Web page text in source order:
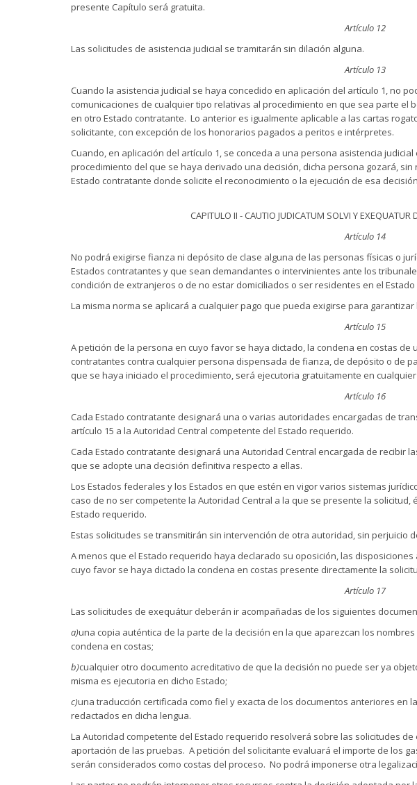
presente Capítulo será gratuita.
Artículo 12
Las solicitudes de asistencia judicial se tramitarán sin dilación alguna.
Artículo 13
Cuando la asistencia judicial se haya concedido en aplicación del artículo 1, no
comunicaciones de cualquier tipo relativas al procedimiento en que sea parte el
en otro Estado contratante. Lo anterior es igualmente aplicable a las cartas
solicitante, con excepción de los honorarios pagados a peritos e intérpretes.
Cuando, en aplicación del artículo 1, se conceda a una persona asistencia
procedimiento del que se haya derivado una decisión, dicha persona gozará,
Estado contratante donde solicite el reconocimiento o la ejecución de esa
CAPITULO II - CAUTIO JUDICATUM SOLVI Y EXEQUATUR
Artículo 14
No podrá exigirse fianza ni depósito de clase alguna de las personas físicas o
Estados contratantes y que sean demandantes o intervinientes ante los
condición de extranjeros o de no estar domiciliados o ser residentes en el
La misma norma se aplicará a cualquier pago que pueda exigirse para
Artículo 15
A petición de la persona en cuyo favor se haya dictado, la condena en costas
contratantes contra cualquier persona dispensada de fianza, de depósito o de
que se haya iniciado el procedimiento, será ejecutoria gratuitamente en
Artículo 16
Cada Estado contratante designará una o varias autoridades encargadas de
artículo 15 a la Autoridad Central competente del Estado requerido.
Cada Estado contratante designará una Autoridad Central encargada de recibir
que se adopte una decisión definitiva respecto a ellas.
Los Estados federales y los Estados en que estén en vigor varios sistemas
caso de no ser competente la Autoridad Central a la que se presente la
Estado requerido.
Estas solicitudes se transmitirán sin intervención de otra autoridad, sin perjuicio
A menos que el Estado requerido haya declarado su oposición, las
cuyo favor se haya dictado la condena en costas presente directamente la
Artículo 17
Las solicitudes de exequátur deberán ir acompañadas de los siguientes
a)una copia auténtica de la parte de la decisión en la que aparezcan los
condena en costas;
b)cualquier otro documento acreditativo de que la decisión no puede ser ya
misma es ejecutoria en dicho Estado;
c)una traducción certificada como fiel y exacta de los documentos anteriores en
redactados en dicha lengua.
La Autoridad competente del Estado requerido resolverá sobre las solicitudes
aportación de las pruebas. A petición del solicitante evaluará el importe de los
serán considerados como costas del proceso. No podrá imponerse otra